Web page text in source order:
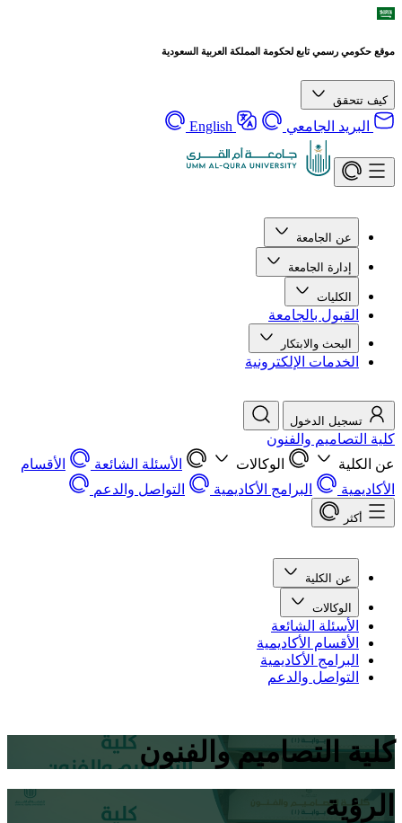
موقع حكومي رسمي تابع لحكومة المملكة العربية السعودية
كيف تتحقق
البريد الجامعي English
عن الجامعة
إدارة الجامعة
الكليات
القبول بالجامعة
البحث والابتكار
الخدمات الإلكترونية
تسجيل الدخول
كلية التصاميم والفنون
عن الكلية
الوكالات الأسئلة الشائعة
الأقسام
الأكاديمية
البرامج الأكاديمية التواصل والدعم
أكثر
عن الكلية
الوكالات
الأسئلة الشائعة
الأقسام الأكاديمية
البرامج الأكاديمية
التواصل والدعم
كلية التصاميم والفنون
الرؤية